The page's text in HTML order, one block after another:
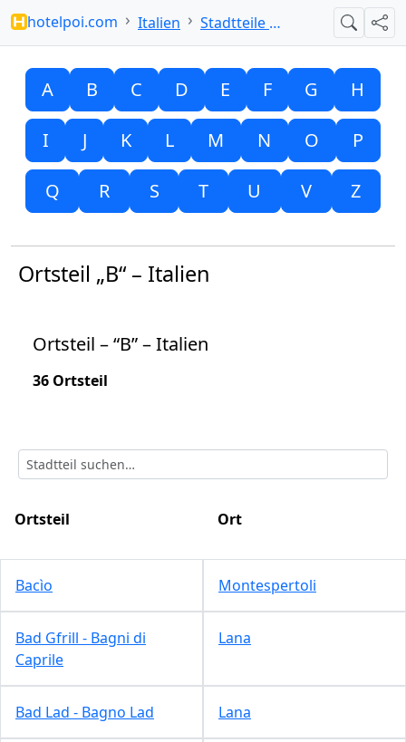
hotelpoi.com Italien Stadtteile mit B Suche
A B C D E F G H
I J K L M N O P
Q R S T U V Z
Ortsteil „B“ – Italien
Ortsteil – “B” – Italien
36 Ortsteil
Ortsteil Ort
Bacìo Montespertoli
Bad Gfrill - Bagni di
Caprile
Lana
Bad Lad - Bagno Lad Lana